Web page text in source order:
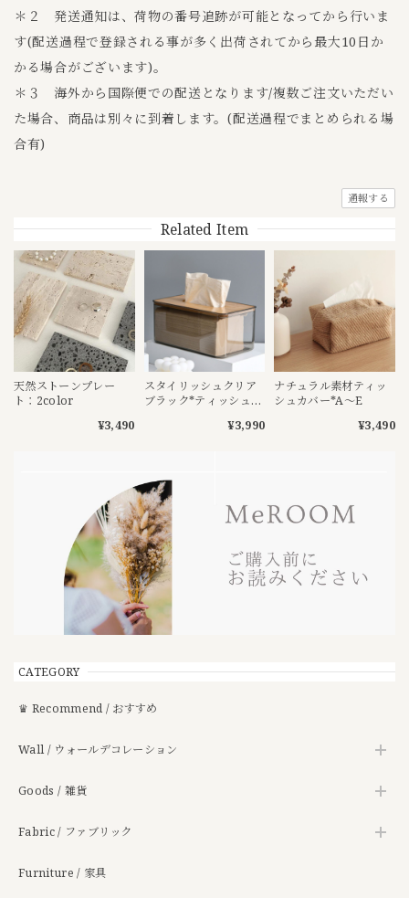
CATEGORY
♛ Recommend / おすすめ
Wall / ウォールデコレーション
Goods / 雑貨
Fabric / ファブリック
Furniture / 家具
＊２ 発送通知は、荷物の番号追跡が可能となってから行いま
す(配送過程で登録される事が多く出荷されてから最大10日か
かる場合がございます)。
＊３ 海外から国際便での配送となります/複数ご注文いただい
た場合、商品は別々に到着します。(配送過程でまとめられる場
合有)
通報する
Related Item
天然ストーンプレー
ト：2color
¥3,490
スタイリッシュクリア
ブラック*ティッシュケ
¥3,990
ナチュラル素材ティッ
シュカバー*A〜E
¥3,490